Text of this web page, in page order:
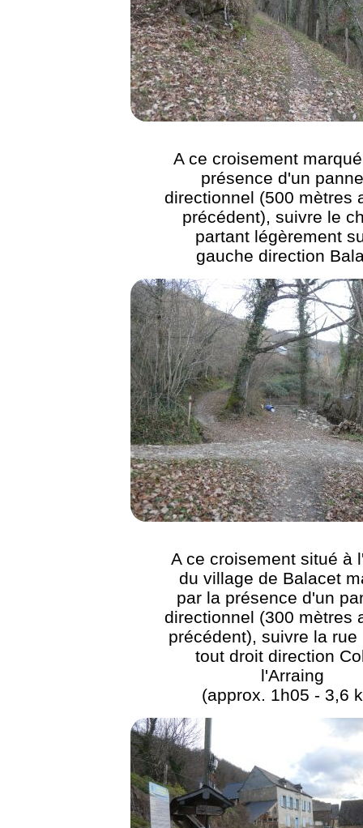
A ce croisement
présence d'un
directionnel (500 mètres
précédent), suivre le
partant légèrement
gauche direction
A ce croisement situé à
du village de Balacet
par la présence d'un
directionnel (300 mètres
précédent), suivre la rue
tout droit direction
l'Arraing
(approx. 1h05 - 3,6